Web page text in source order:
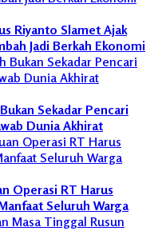
Riyanto Slamet Ajak
Jadi Berkah Ekonomi
Sekadar Pencari
Dunia Akhirat
Operasi RT Harus
Seluruh Warga